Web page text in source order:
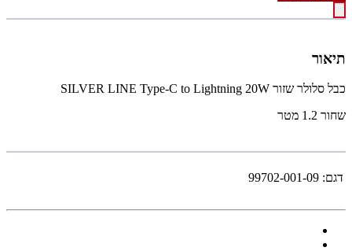
תיאור
כבל סלולר שזור SILVER LINE Type-C to Lightning 20W
שחור 1.2 מטר
דגם: 99702-001-09